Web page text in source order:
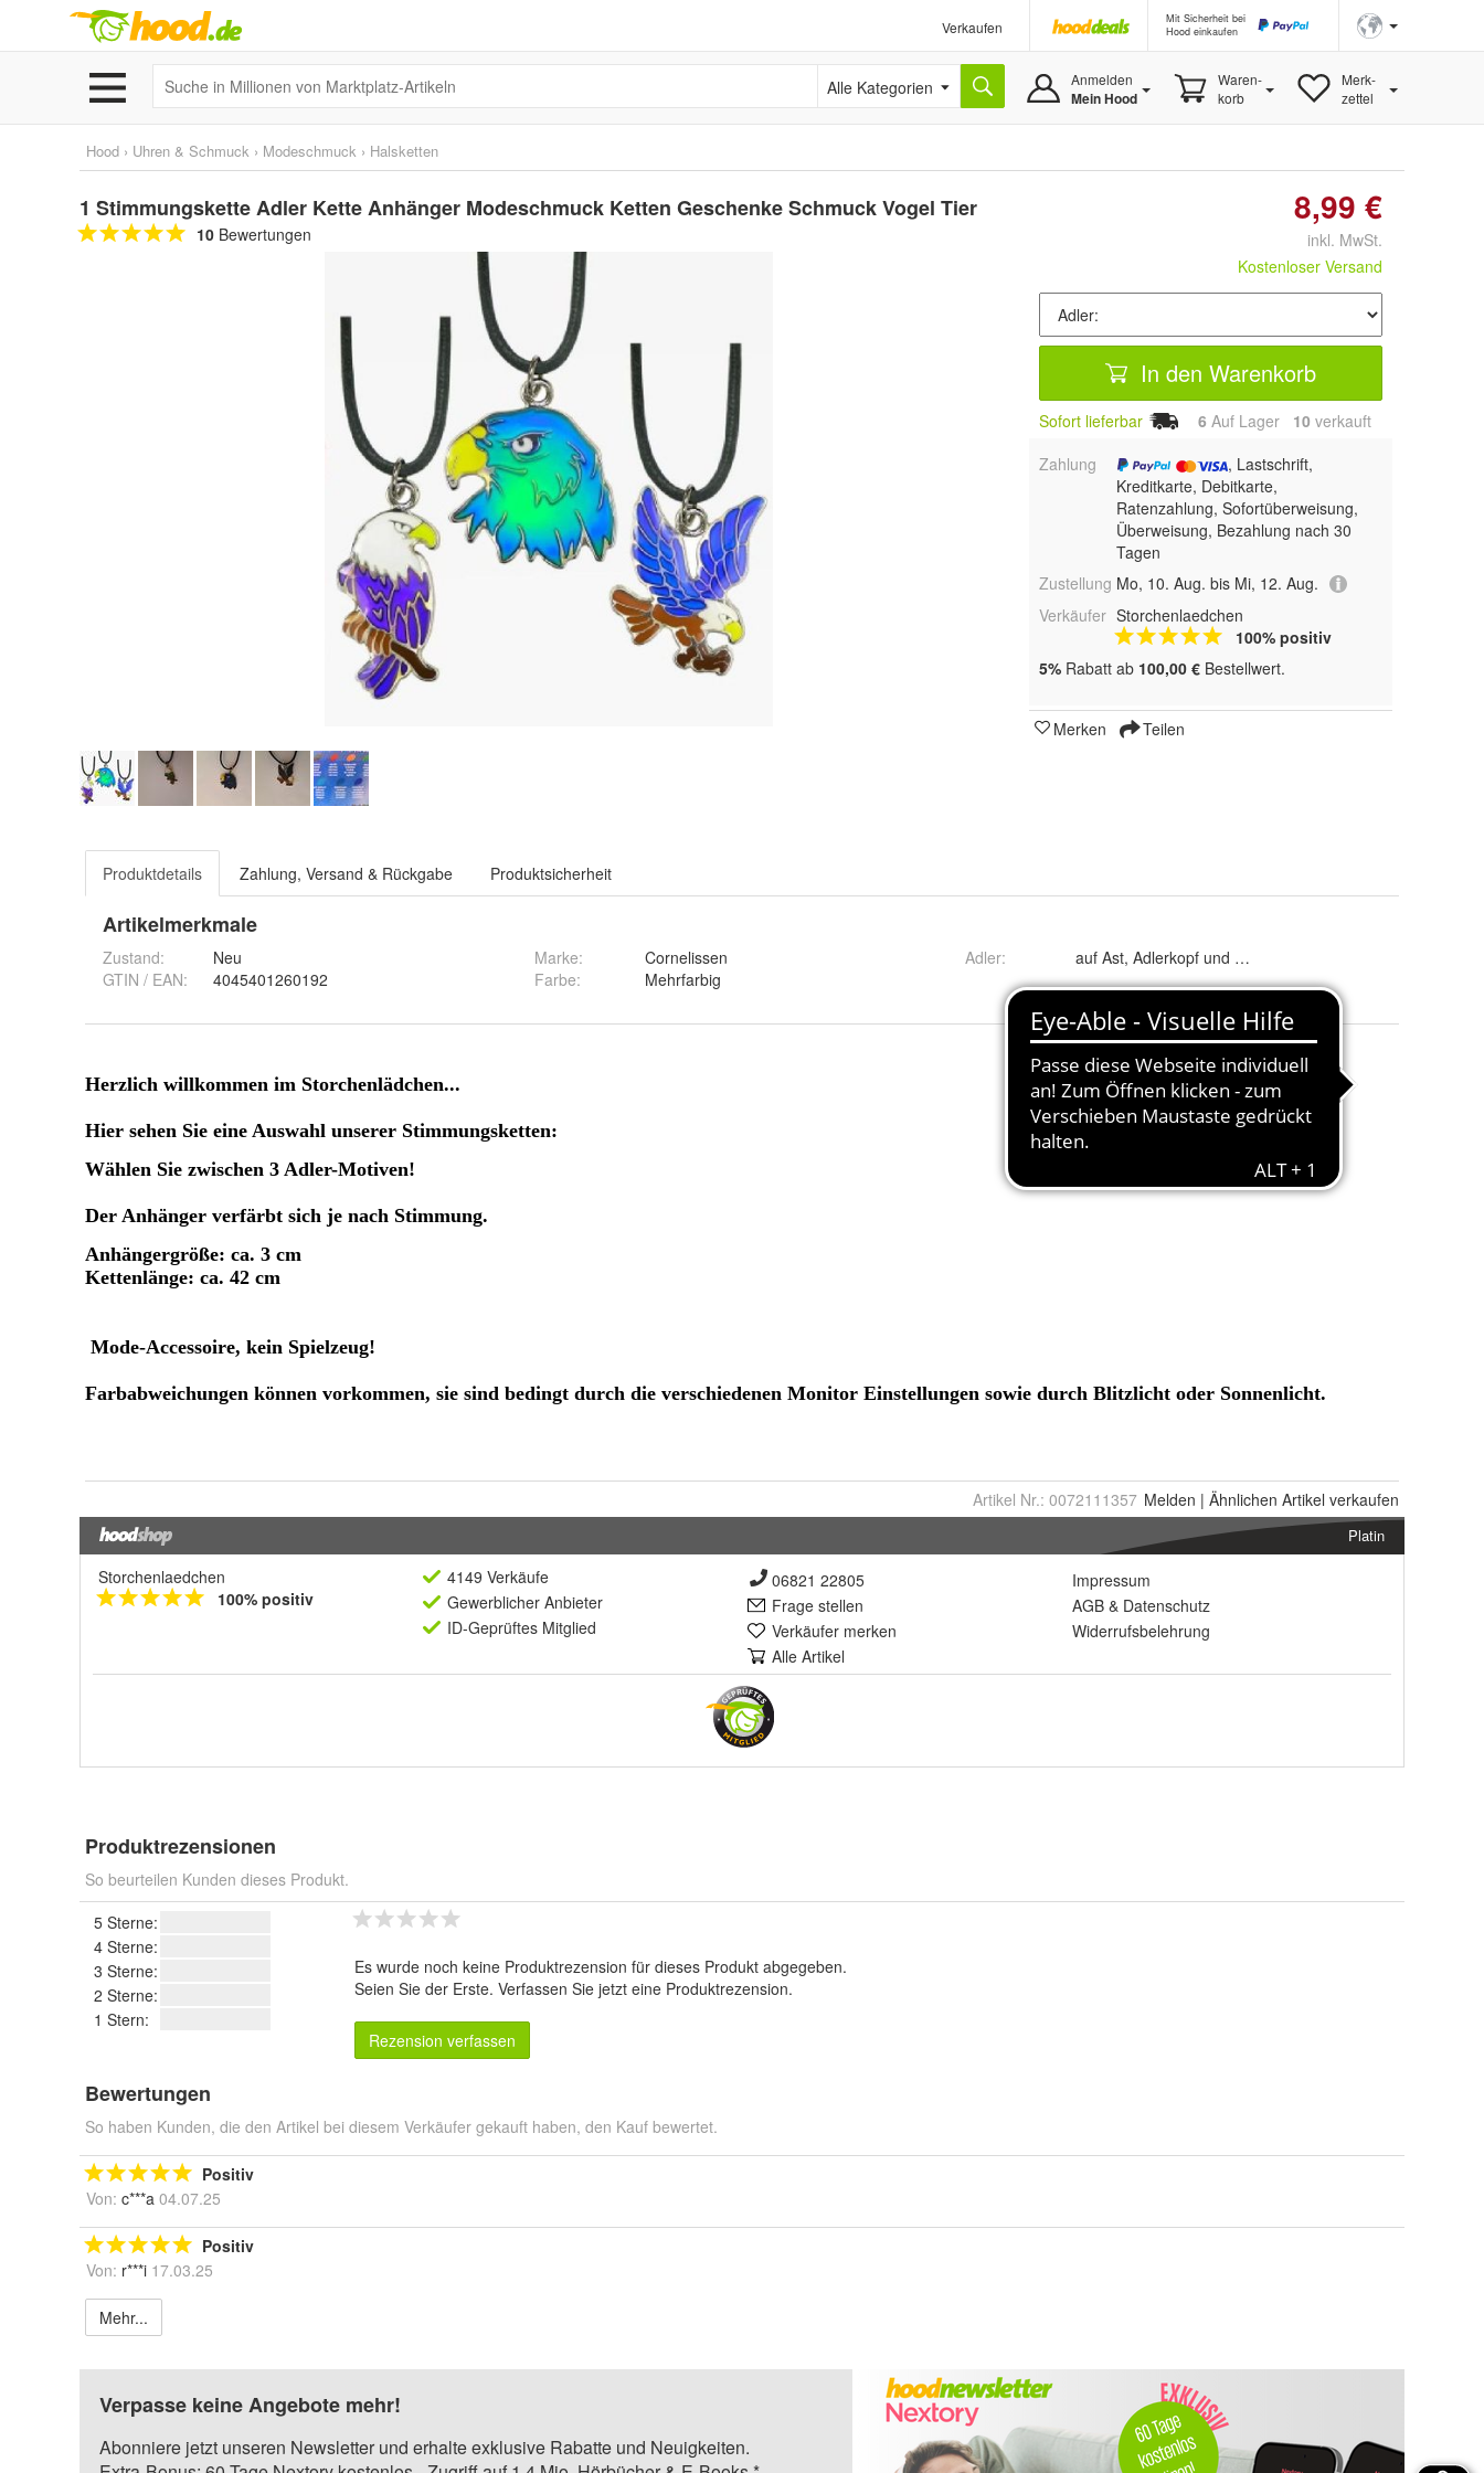
Verkaufen
Mit Sicherheit bei
Hood einkaufen
Alle Kategorien Anmelden
Mein Hood
Waren-
korb
Merk-
zettel
Hood › Uhren & Schmuck › Modeschmuck › Halsketten
1 Stimmungskette Adler Kette Anhänger Modeschmuck Ketten Geschenke Schmuck Vogel Tier
10 Bewertungen
8,99 €
inkl. MwSt.
Kostenloser Versand
In den Warenkorb
Sofort lieferbar 6 Auf Lager 10 verkauft
Zahlung
, Lastschrift,
Kreditkarte, Debitkarte,
Ratenzahlung, Sofortüberweisung,
Überweisung, Bezahlung nach 30
Tagen
Zustellung Mo, 10. Aug. bis Mi, 12. Aug.
Verkäufer Storchenlaedchen
100% positiv
5% Rabatt ab 100,00 € Bestellwert.
Merken Teilen
Produktdetails Zahlung, Versand & Rückgabe Produktsicherheit
Artikelmerkmale
Zustand:
Neu
GTIN / EAN:
4045401260192
Marke:
Cornelissen
Farbe: Mehrfarbig
Adler: auf Ast, Adlerkopf und fliegend
Artikel Nr.: 0072111357 Melden | Ähnlichen Artikel verkaufen
Platin
Storchenlaedchen
100% positiv
4149 Verkäufe
Gewerblicher Anbieter
ID-Geprüftes Mitglied
06821 22805
Frage stellen
Verkäufer merken
Alle Artikel
Impressum
AGB & Datenschutz
Widerrufsbelehrung
Produktrezensionen
So beurteilen Kunden dieses Produkt.
5 Sterne:
4 Sterne:
3 Sterne:
2 Sterne:
1 Stern:
Es wurde noch keine Produktrezension für dieses Produkt abgegeben.
Seien Sie der Erste. Verfassen Sie jetzt eine Produktrezension.
Rezension verfassen
Bewertungen
So haben Kunden, die den Artikel bei diesem Verkäufer gekauft haben, den Kauf bewertet.
Positiv
Von: c***a 04.07.25
Positiv
Von: r***i 17.03.25
Mehr...
Verpasse keine Angebote mehr!
Abonniere jetzt unseren Newsletter und erhalte exklusive Rabatte und Neuigkeiten.